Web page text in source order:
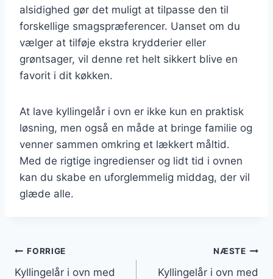
alsidighed gør det muligt at tilpasse den til
forskellige smagspræferencer. Uanset om du
vælger at tilføje ekstra krydderier eller
grøntsager, vil denne ret helt sikkert blive en
favorit i dit køkken.
At lave kyllingelår i ovn er ikke kun en praktisk
løsning, men også en måde at bringe familie og
venner sammen omkring et lækkert måltid.
Med de rigtige ingredienser og lidt tid i ovnen
kan du skabe en uforglemmelig middag, der vil
glæde alle.
Indlægsnavigation
FORRIGE
Kyllingelår i ovn med
NÆSTE
Kyllingelår i ovn med